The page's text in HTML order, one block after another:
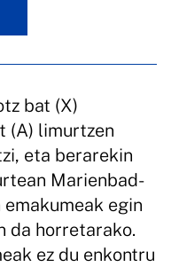
bat (X)
(A) limurtzen
eta berarekin
Marienbad-
egin
da horretarako.
ez du enkontru